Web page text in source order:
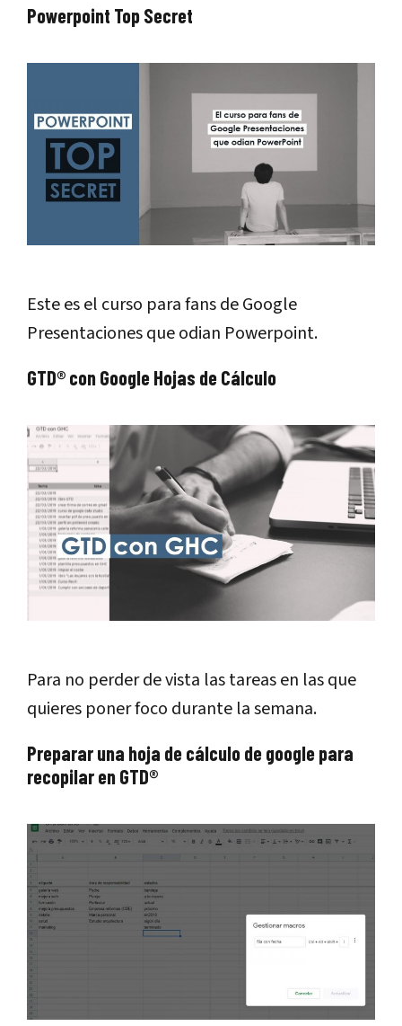
Powerpoint Top Secret
Este es el curso para fans de Google
Presentaciones que odian Powerpoint.
GTD® con Google Hojas de Cálculo
Para no perder de vista las tareas en las que
quieres poner foco durante la semana.
Preparar una hoja de cálculo de google para
recopilar en GTD®